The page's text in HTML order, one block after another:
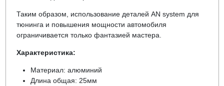
Таким образом, использование деталей AN system для
тюнинга и повышения мощности автомобиля
ограничивается только фантазией мастера.
Характеристика:
Материал: алюминий
Длина общая: 25мм